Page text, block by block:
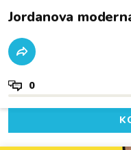
Jordanova
0